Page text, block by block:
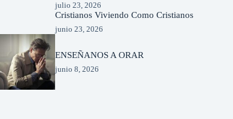
julio 23, 2026
Cristianos Viviendo Como Cristianos
junio 23, 2026
ENSEÑANOS A ORAR
junio 8, 2026